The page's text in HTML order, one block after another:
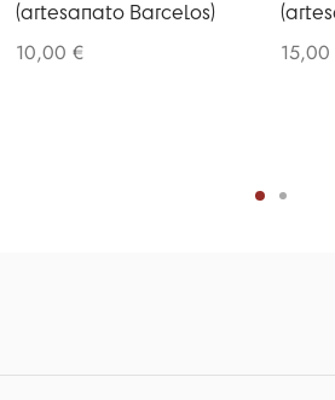
(artesanato Barcelos)
10,00 € 15,00